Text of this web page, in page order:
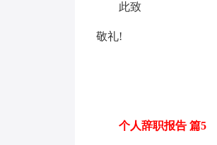
此致
敬礼!
个人辞职报告 篇5